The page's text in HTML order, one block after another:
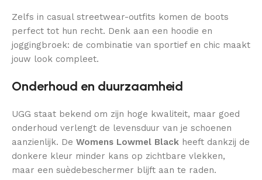
Zelfs in casual streetwear-outfits komen de boots
perfect tot hun recht. Denk aan een hoodie en
joggingbroek: de combinatie van sportief en chic maakt
jouw look compleet.
Onderhoud en duurzaamheid
UGG staat bekend om zijn hoge kwaliteit, maar goed
onderhoud verlengt de levensduur van je schoenen
aanzienlijk. De Womens Lowmel Black heeft dankzij de
donkere kleur minder kans op zichtbare vlekken,
maar een suèdebeschermer blijft aan te raden.